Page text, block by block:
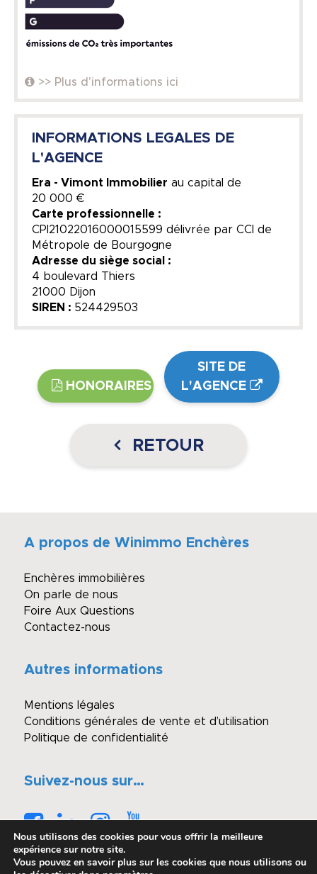
>> Plus d'informations ici
INFORMATIONS LEGALES DE
L'AGENCE
Era - Vimont Immobilier au capital de
20 000 €
Carte professionnelle :
CPI21022016000015599 délivrée par CCI de
Métropole de Bourgogne
Adresse du siège social :
4 boulevard Thiers
21000 Dijon
SIREN : 524429503
HONORAIRES
SITE DE
L'AGENCE
RETOUR
A propos de Winimmo Enchères
Enchères immobilières
On parle de nous
Foire Aux Questions
Contactez-nous
Autres informations
Mentions légales
Conditions générales de vente et d’utilisation
Politique de confidentialité
Suivez-nous sur…
Nous utilisons des cookies pour vous offrir la meilleure
expérience sur notre site.
Vous pouvez en savoir plus sur les cookies que nous utilisons ou